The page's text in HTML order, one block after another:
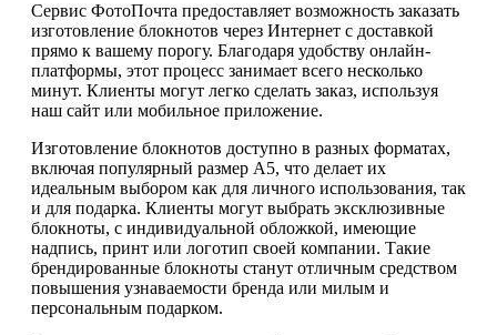
Сервис ФотоПочта предоставляет возможность заказать
изготовление блокнотов через Интернет с доставкой
прямо к вашему порогу. Благодаря удобству онлайн-
платформы, этот процесс занимает всего несколько
минут. Клиенты могут легко сделать заказ, используя
наш сайт или мобильное приложение.
Изготовление блокнотов доступно в разных форматах,
включая популярный размер А5, что делает их
идеальным выбором как для личного использования, так
и для подарка. Клиенты могут выбрать эксклюзивные
блокноты, с индивидуальной обложкой, имеющие
надпись, принт или логотип своей компании. Такие
брендированные блокноты станут отличным средством
повышения узнаваемости бренда или милым и
персональным подарком.